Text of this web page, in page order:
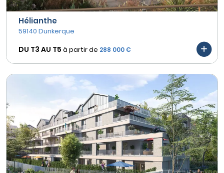
Hélianthe
59140 Dunkerque
DU T3 AU T5 à partir de 288 000 €